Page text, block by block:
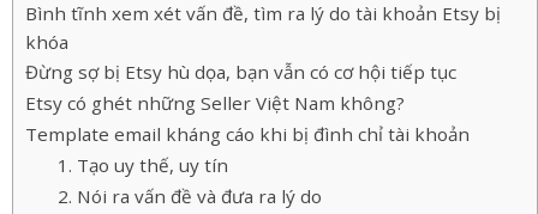
Bình tĩnh xem xét vấn đề, tìm ra lý do tài khoản Etsy bị
khóa
Đừng sợ bị Etsy hù dọa, bạn vẫn có cơ hội tiếp tục
Etsy có ghét những Seller Việt Nam không?
Template email kháng cáo khi bị đình chỉ tài khoản
1. Tạo uy thế, uy tín
2. Nói ra vấn đề và đưa ra lý do